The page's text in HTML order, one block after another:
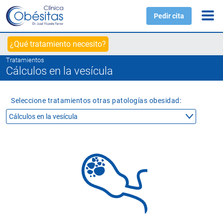
Pedir cita
¿Qué tratamiento necesito?
Tratamientos
Cálculos en la vesícula
Seleccione tratamientos otras patologías obesidad: